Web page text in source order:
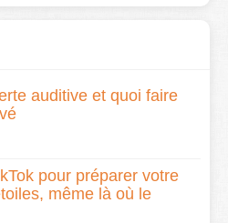
auditive et quoi faire
pour préparer votre
même là où le